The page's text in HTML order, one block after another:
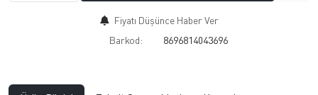
Fiyatı Düşünce Haber Ver
Barkod:
8696814043696